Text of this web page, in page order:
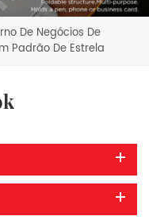
De Negócios De
Padrão De Estrela